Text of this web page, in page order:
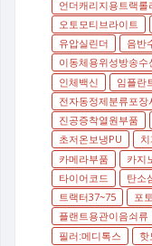
언더캐리지용트랙롤
오토모티브라이트
유압실린더
음반
이동체용위성방송수
인체백신
임플란
전자동정제분류포장
진공증착열원부품
초저온보냉PU
카메라부품
카지
타이어코드
탄소
트랙터37~75
포
플랜트용관이음쇠류
필러:메디톡스
핫